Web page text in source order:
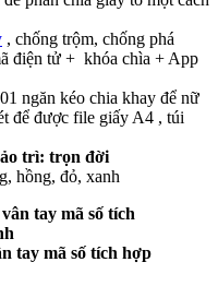
, chống trộm, chống phá
điện tử + khóa chìa + App
ngăn kéo chia khay để nữ
để được file giấy A4 , túi
trì: trọn đời
hồng, đỏ, xanh
tay mã số tích hợp